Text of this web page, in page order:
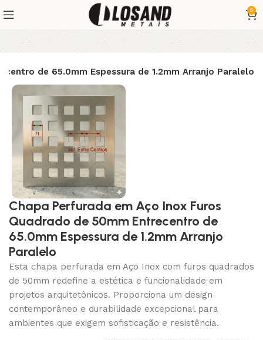
0
de 65.0mm Espessura de 1.2mm Arranjo Paralelo
Chapa Perfurada em Aço Inox Furos
Quadrado de 50mm Entrecentro de
65.0mm Espessura de 1.2mm Arranjo
Paralelo
Esta chapa perfurada em Aço Inox com furos quadrados
de 50mm redefine a estética e funcionalidade em
projetos arquitetônicos. Proporciona um design
contemporâneo e durabilidade excepcional para
ambientes que exigem sofisticação e resistência.